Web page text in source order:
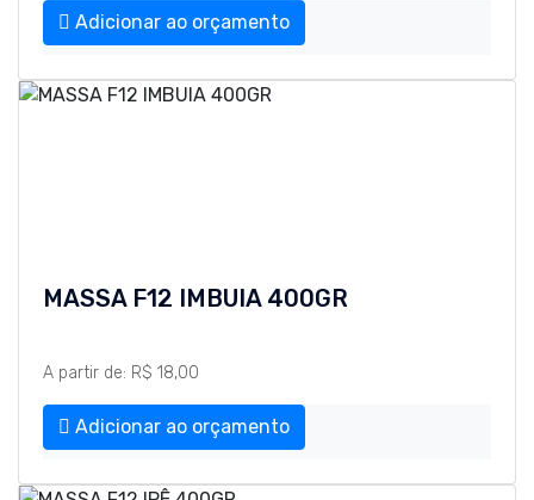
Adicionar ao orçamento
MASSA F12 IMBUIA 400GR
A partir de: R$ 18,00
Adicionar ao orçamento